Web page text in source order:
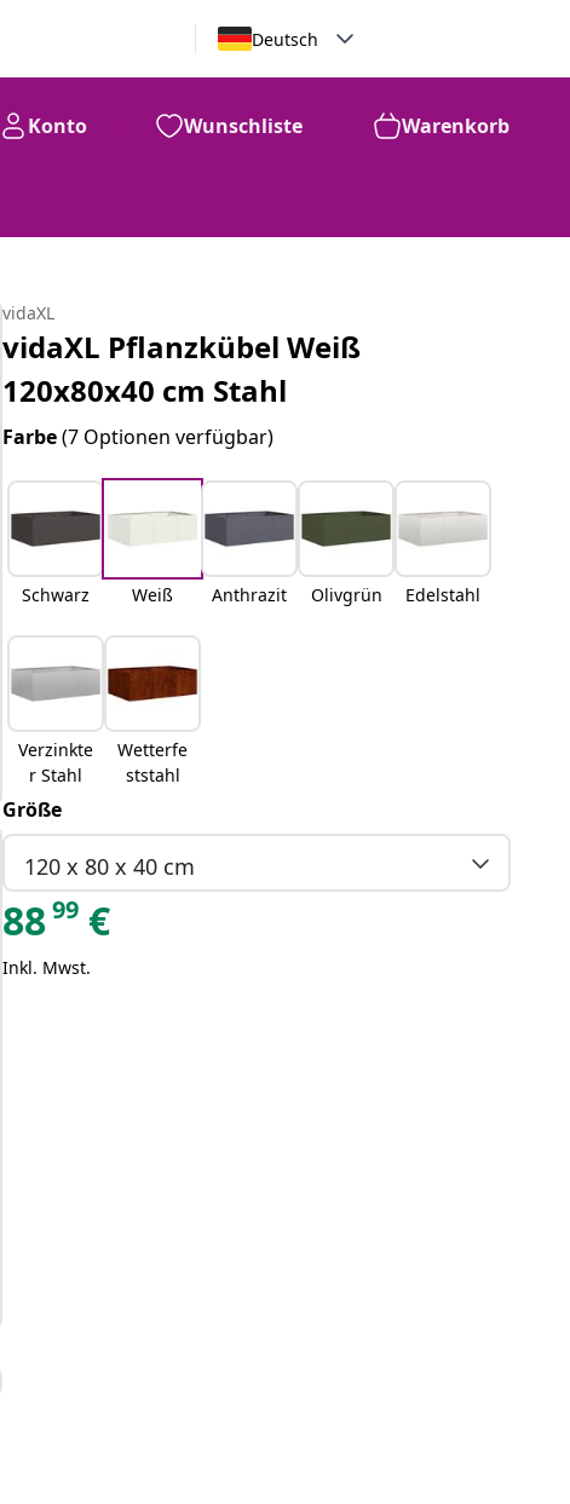
Deutsch
Konto Wunschliste Warenkorb
vidaXL
vidaXL Pflanzkübel Weiß
120x80x40 cm Stahl
Farbe(7 Optionen verfügbar)
Schwarz Weiß Anthrazit Olivgrün Edelstahl
Verzinkte
r Stahl
Wetterfe
ststahl
Größe
120 x 80 x 40 cm
8899 €
Inkl. Mwst.